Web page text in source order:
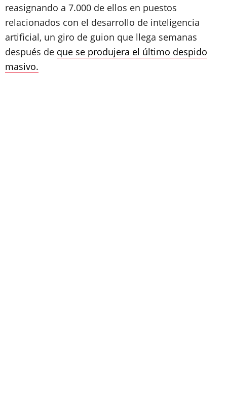
reasignando a 7.000 de ellos en puestos
relacionados con el desarrollo de inteligencia
artificial, un giro de guion que llega semanas
después de que se produjera el último despido
masivo.